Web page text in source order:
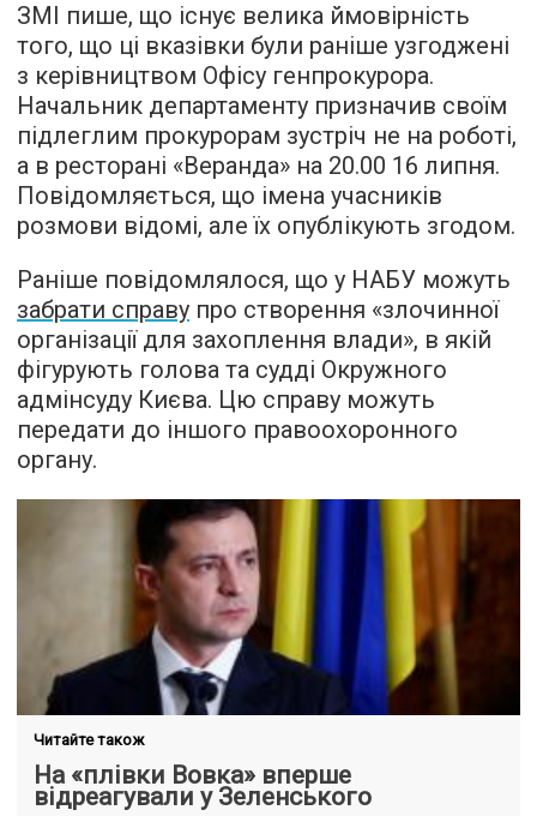
ЗМІ пише, що існує велика ймовірність
того, що ці вказівки були раніше узгоджені
з керівництвом Офісу генпрокурора.
Начальник департаменту призначив своїм
підлеглим прокурорам зустріч не на роботі,
а в ресторані «Веранда» на 20.00 16 липня.
Повідомляється, що імена учасників
розмови відомі, але їх опублікують згодом.
Раніше повідомлялося, що у НАБУ можуть
забрати справу про створення «злочинної
організації для захоплення влади», в якій
фігурують голова та судді Окружного
адмінсуду Києва. Цю справу можуть
передати до іншого правоохоронного
органу.
Читайте також
На «плівки Вовка» вперше
відреагували у Зеленського